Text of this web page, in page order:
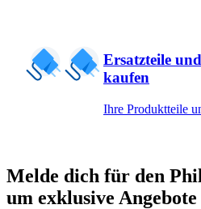
Ersatzteile
kaufen
Ihre Produktteile
Melde dich für den
um exklusive